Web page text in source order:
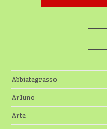
Abbiategrasso
Arluno
Arte